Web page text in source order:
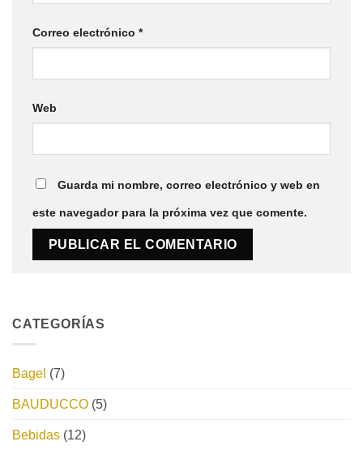
Correo electrónico *
Web
Guarda mi nombre, correo electrónico y web en
este navegador para la próxima vez que comente.
CATEGORÍAS
Bagel (7)
BAUDUCCO (5)
Bebidas (12)